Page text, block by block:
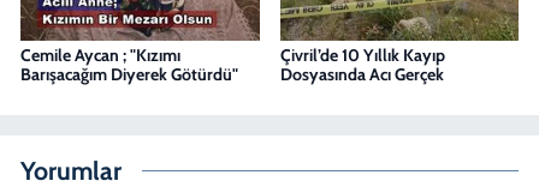
Cemile Aycan ; "Kızımı
Barışacağım Diyerek Götürdü"
Çivril’de 10 Yıllık Kayıp
Dosyasında Acı Gerçek
Yorumlar